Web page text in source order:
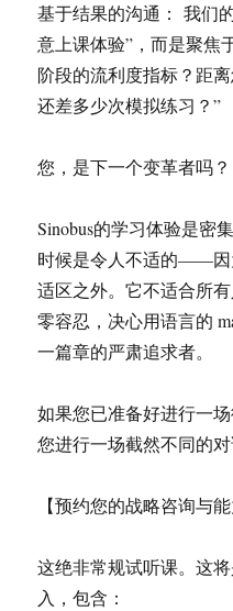
基于结果的沟通： 我们
意上课体验”，而是聚焦
阶段的流利度指标？距
还差多少次模拟练习？”
您，是下一个变革者吗？
Sinobus的学习体验是密
时候是令人不适的——因
适区之外。它不适合所
零容忍，决心用语言的
一篇章的严肃追求者。
如果您已准备好进行一
您进行一场截然不同的对
【预约您的战略咨询与能
这绝非常规试听课。这
入，包含：